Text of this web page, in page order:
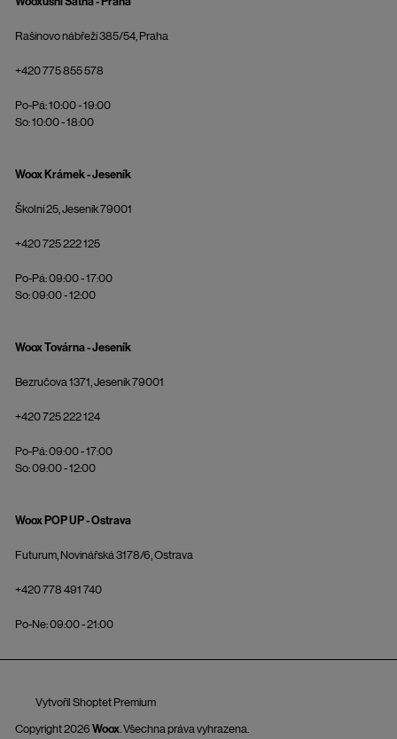
Rašínovo nábřeží 385/54, Praha
+420 775 855 578
Po-Pá: 10:00 - 19:00
So: 10:00 - 18:00
Woox Krámek - Jeseník
Školní 25, Jeseník 79001
+420 725 222 125
Po-Pá: 09:00 - 17:00
So: 09:00 - 12:00
Woox Továrna - Jeseník
Bezručova 1371, Jeseník 79001
+420 725 222 124
Po-Pá: 09:00 - 17:00
So: 09:00 - 12:00
Woox POP UP - Ostrava
Futurum, Novinářská 3178/6, Ostrava
+420 778 491 740
Po-Ne: 09:00 - 21:00
Vytvořil Shoptet Premium
Copyright 2026 Woox. Všechna práva vyhrazena.